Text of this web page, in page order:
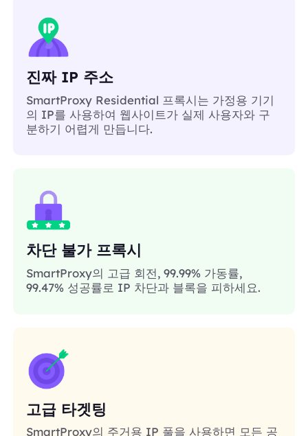
진짜 IP 주소
SmartProxy Residential 프록시는 가정용 기기
의 IP를 사용하여 웹사이트가 실제 사용자와 구
분하기 어렵게 만듭니다.
차단 불가 프록시
SmartProxy의 고급 회전, 99.99% 가동률,
99.47% 성공률로 IP 차단과 블록을 피하세요.
고급 타겟팅
SmartProxy의 주거용 IP 풀을 사용하면 모든 공